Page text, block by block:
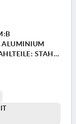
ALUMINIUM
STAHL,